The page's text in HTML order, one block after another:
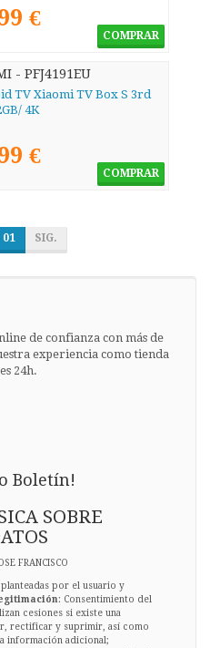
€
COMPRAR
- PFJ4191EU
TV Xiaomi TV Box S 3rd
4K
€
COMPRAR
01 SIG.
de confianza con más de
experiencia como tienda
24h.
Boletín!
SOBRE
FRANCISCO
por el usuario y
: Consentimiento del
cesiones si existe una
rectificar y suprimir, así como
información adicional;